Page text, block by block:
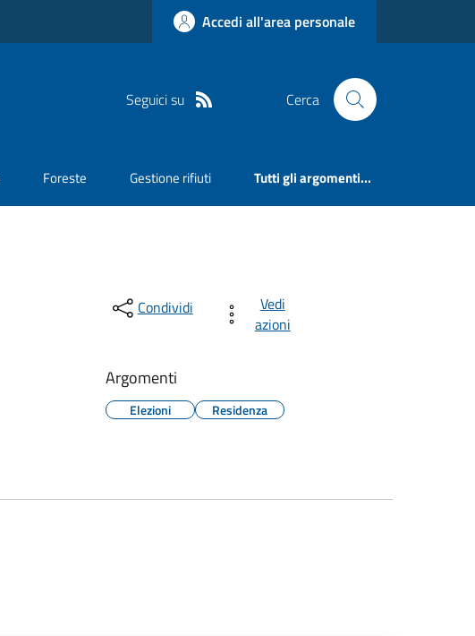
Accedi all'area personale
Seguici su Cerca
Foreste Gestione rifiuti Tutti gli argomenti...
Condividi
Vedi
azioni
Argomenti
Elezioni Residenza